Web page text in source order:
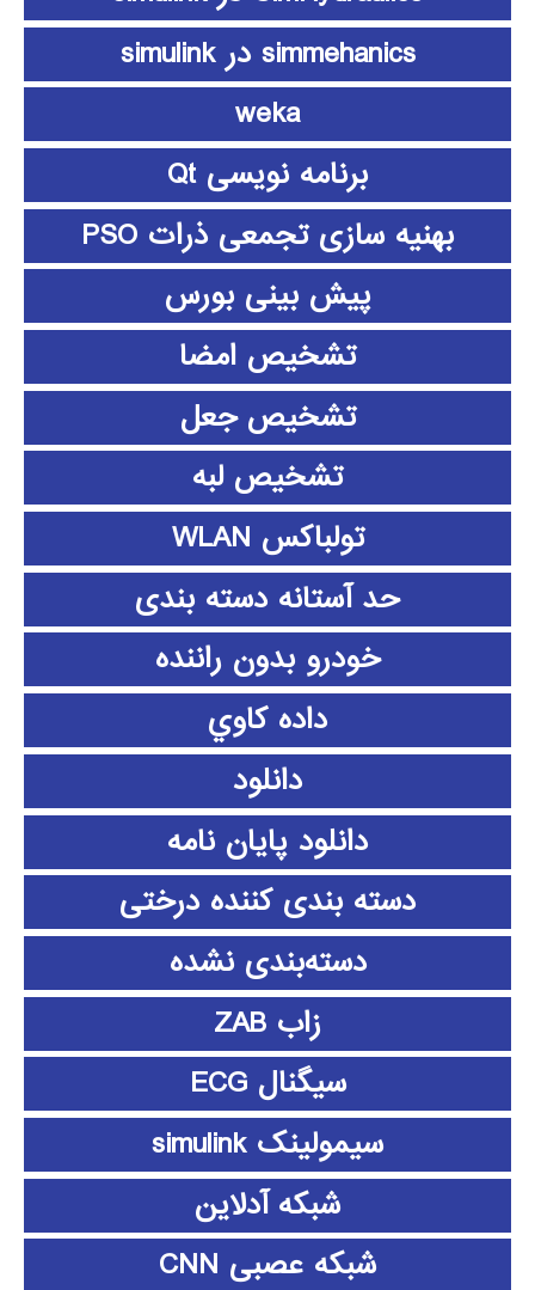
simmehanics در simulink
weka
برنامه نویسی Qt
بهنیه سازی تجمعی ذرات PSO
پیش بینی بورس
تشخیص امضا
تشخیص جعل
تشخیص لبه
تولباکس WLAN
حد آستانه دسته بندی
خودرو بدون راننده
داده كاوي
دانلود
دانلود پايان نامه
دسته بندی کننده درختی
دسته‌بندی نشده
زاب ZAB
سیگنال ECG
سیمولینک simulink
شبکه آدلاین
شبکه عصبی CNN